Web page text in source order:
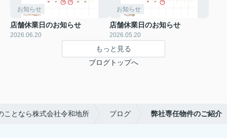
お知らせ
店舗休業日のお知らせ
2026.06.20
お知らせ
店舗休業日のお知らせ
2026.05.20
もっと見る
ブログトップへ
ことなら株式会社令和地所 ブログ 弊社専任物件のご紹介